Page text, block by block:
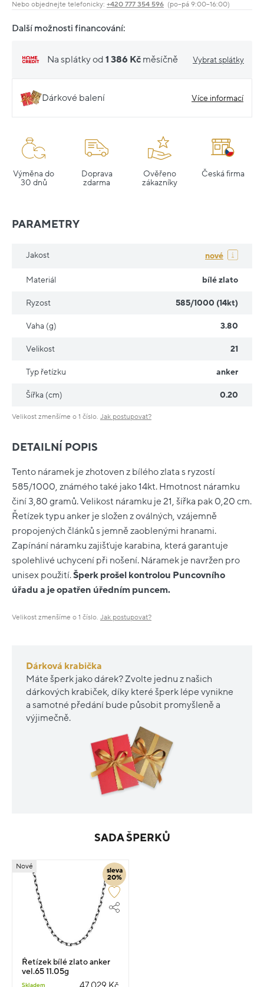
Nebo objednejte telefonicky: +420 777 354 596 (po–pá 9:00–16:00)
Další možnosti financování:
Na splátky od 1 386 Kč měsíčně Vybrat splátky
Dárkové balení Více informací
Výměna do
30 dnů
Doprava
zdarma
Ověřeno
zákazníky
Česká firma
DETAILNÍ POPIS
Tento náramek je zhotoven z bílého zlata s ryzostí
585/1000, známého také jako 14kt. Hmotnost náramku
činí 3,80 gramů. Velikost náramku je 21, šířka pak 0,20 cm.
Řetízek typu anker je složen z oválných, vzájemně
propojených článků s jemně zaoblenými hranami.
Zapínání náramku zajišťuje karabina, která garantuje
spolehlivé uchycení při nošení. Náramek je navržen pro
unisex použití.Šperk prošel kontrolou Puncovního
úřadu a je opatřen úředním puncem.
Velikost zmenšíme o 1 číslo. Jak postupovat?
Dárková krabička
Máte šperk jako dárek? Zvolte jednu z našich
dárkových krabiček, díky které šperk lépe vynikne
a samotné předání bude působit promyšleně a
výjimečně.
PARAMETRY
Jakost nové
Materiál bílé zlato
Ryzost 585/1000 (14kt)
Vaha (g) 3.80
Velikost 21
Typ řetízku anker
Šířka (cm) 0.20
Velikost zmenšíme o 1 číslo. Jak postupovat?
SADA ŠPERKŮ
sleva
20%
Nové
Řetízek bílé zlato anker
vel.65 11.05g
Skladem 47 029 Kč